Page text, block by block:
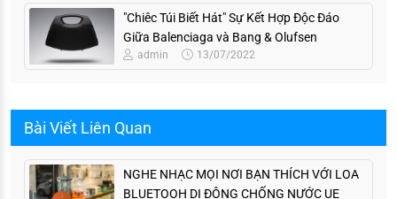
"Chiêc Túi Biết Hát" Sự Kết Hợp Độc Đáo
Giữa Balenciaga và Bang & Olufsen
admin 13/07/2022
Bài Viết Liên Quan
NGHE NHẠC MỌI NƠI BẠN THÍCH VỚI LOA
BLUETOOH DI ĐỘNG CHỐNG NƯỚC UE